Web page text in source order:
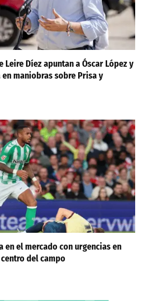
Leire Díez apuntan a Óscar López y
en maniobras sobre Prisa y
en el mercado con urgencias en
del campo